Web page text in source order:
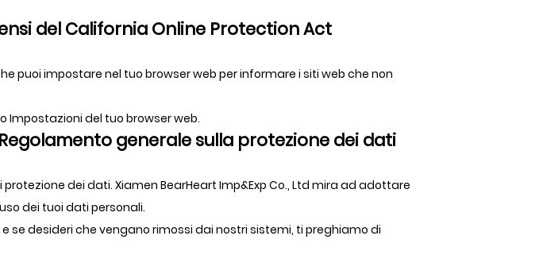
del California Online Protection Act
puoi impostare nel tuo browser web per informare i siti web che non
Impostazioni del tuo browser web.
generale sulla protezione dei dati
dei dati. Xiamen BearHeart Imp&Exp Co., Ltd mira ad adottare
dei tuoi dati personali.
se desideri che vengano rimossi dai nostri sistemi, ti preghiamo di